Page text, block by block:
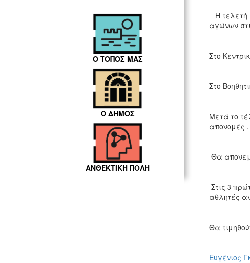
Ο ΤΟΠΟΣ ΜΑΣ
Ο ΔΗΜΟΣ
ΑΝΘΕΚΤΙΚΗ ΠΟΛΗ
Η τελετή
αγώνων
Στο
Στο
Μετά το
απονομές .
Θα
Στις 3
αθλητές
Θα
Ευγένιος